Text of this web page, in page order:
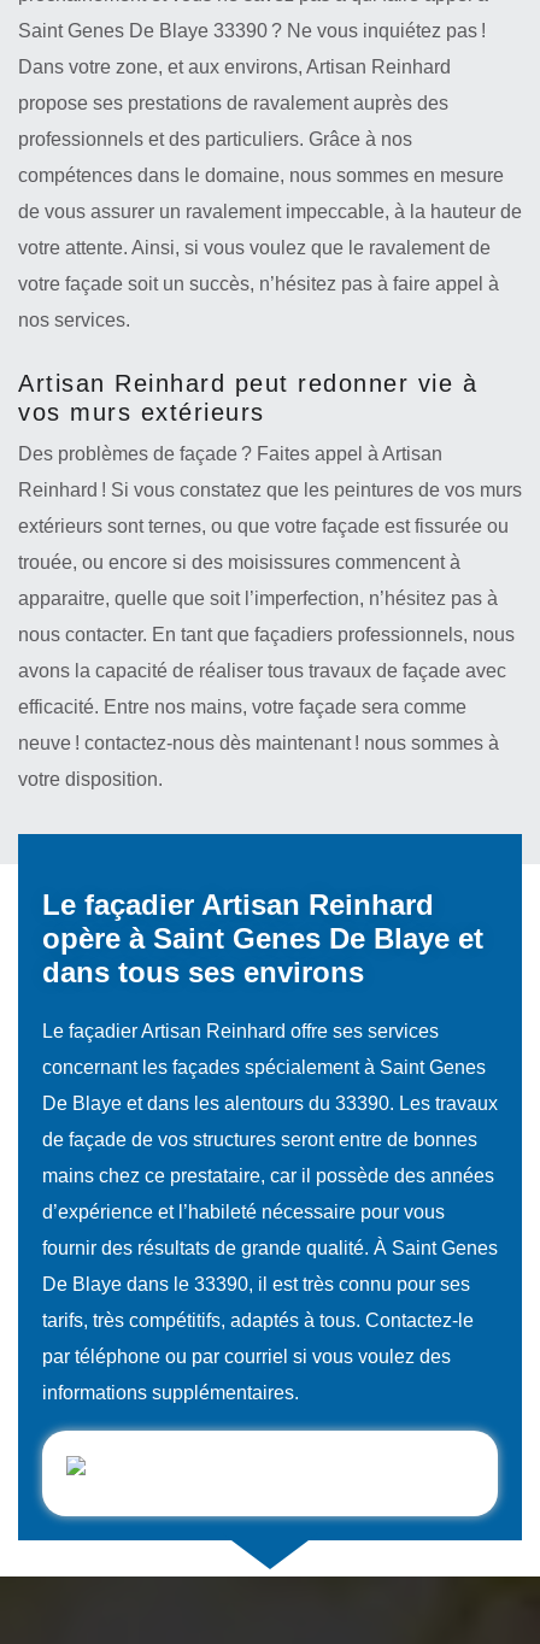
Saint Genes De Blaye 33390 ? Ne vous inquiétez pas !
Dans votre zone, et aux environs, Artisan Reinhard
propose ses prestations de ravalement auprès des
professionnels et des particuliers. Grâce à nos
compétences dans le domaine, nous sommes en mesure
de vous assurer un ravalement impeccable, à la hauteur de
votre attente. Ainsi, si vous voulez que le ravalement de
votre façade soit un succès, n’hésitez pas à faire appel à
nos services.
Artisan Reinhard peut redonner vie à
vos murs extérieurs
Des problèmes de façade ? Faites appel à Artisan
Reinhard ! Si vous constatez que les peintures de vos murs
extérieurs sont ternes, ou que votre façade est fissurée ou
trouée, ou encore si des moisissures commencent à
apparaitre, quelle que soit l’imperfection, n’hésitez pas à
nous contacter. En tant que façadiers professionnels, nous
avons la capacité de réaliser tous travaux de façade avec
efficacité. Entre nos mains, votre façade sera comme
neuve ! contactez-nous dès maintenant ! nous sommes à
votre disposition.
Le façadier Artisan Reinhard
opère à Saint Genes De Blaye et
dans tous ses environs
Le façadier Artisan Reinhard offre ses services
concernant les façades spécialement à Saint Genes
De Blaye et dans les alentours du 33390. Les travaux
de façade de vos structures seront entre de bonnes
mains chez ce prestataire, car il possède des années
d’expérience et l’habileté nécessaire pour vous
fournir des résultats de grande qualité. À Saint Genes
De Blaye dans le 33390, il est très connu pour ses
tarifs, très compétitifs, adaptés à tous. Contactez-le
par téléphone ou par courriel si vous voulez des
informations supplémentaires.